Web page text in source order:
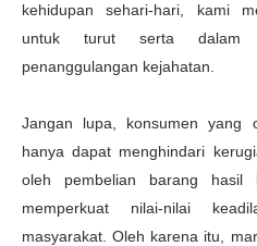
kehidupan sehari-hari, kami
untuk turut serta dalam
penanggulangan kejahatan.
Jangan lupa, konsumen yang
hanya dapat menghindari
oleh pembelian barang hasil
memperkuat nilai-nilai
masyarakat. Oleh karena itu,